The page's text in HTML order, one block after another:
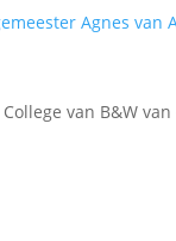
van B&W van